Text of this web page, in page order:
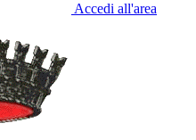
Accedi all'area